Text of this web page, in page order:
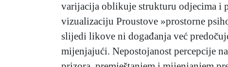
varijacija oblikuje strukturu odjecima i
vizualizaciju Proustove »prostorne
slijedi likove ni događanja već
mijenjajući. Nepostojanost percepcije